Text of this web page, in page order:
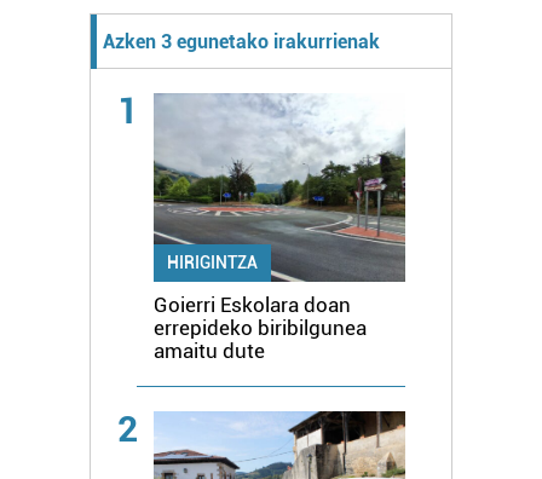
Azken 3 egunetako irakurrienak
1
HIRIGINTZA
Goierri Eskolara doan
errepideko biribilgunea
amaitu dute
2